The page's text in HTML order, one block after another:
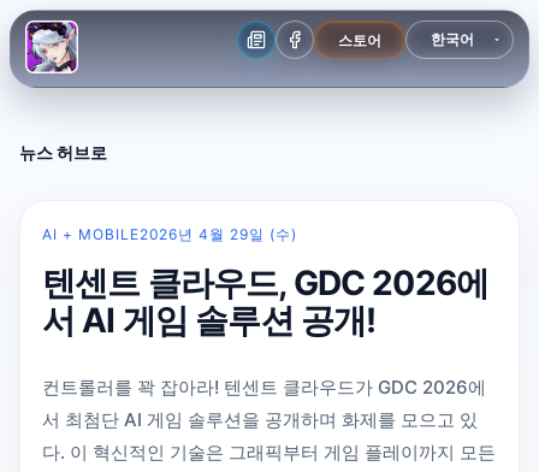
스토어
뉴스 허브로
AI + MOBILE2026년 4월 29일 (수)
텐센트 클라우드, GDC 2026에
서 AI 게임 솔루션 공개!
컨트롤러를 꽉 잡아라! 텐센트 클라우드가 GDC 2026에
서 최첨단 AI 게임 솔루션을 공개하며 화제를 모으고 있
다. 이 혁신적인 기술은 그래픽부터 게임 플레이까지 모든